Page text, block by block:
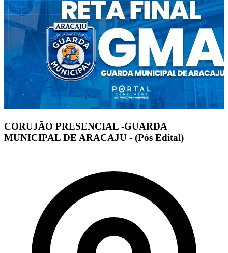
CORUJÃO PRESENCIAL -GUARDA
MUNICIPAL DE ARACAJU - (Pós Edital)